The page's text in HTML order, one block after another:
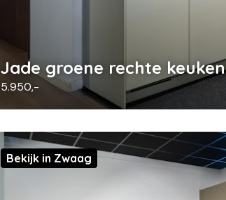
Jade groene rechte keuken
5.950,-
Bekijk in Zwaag